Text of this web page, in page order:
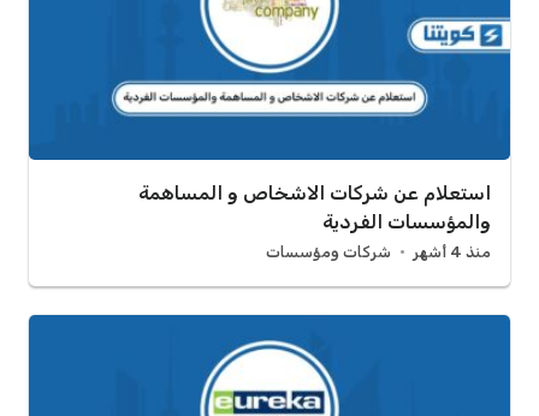
استعلام عن شركات الاشخاص و المساهمة
والمؤسسات الفردية
منذ 4 أشهر شركات ومؤسسات